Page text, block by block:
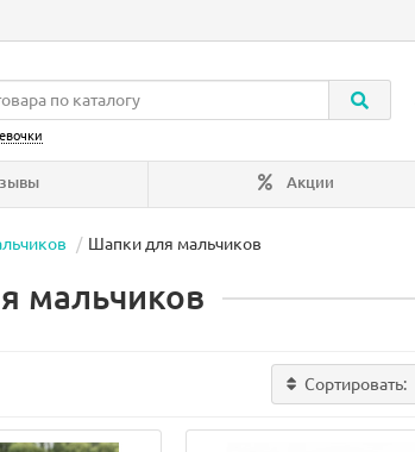
Акции
Шапки для мальчиков
мальчиков
Сортировать: